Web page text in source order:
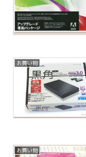
お買い物
お買い物